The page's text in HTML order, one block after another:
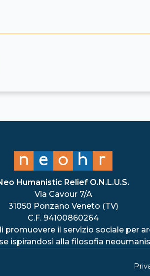
Humanistic Relief O.N.L.U.S.
Via Cavour 7/A
31050 Ponzano Veneto (TV)
C.F. 94100860264
promuovere il servizio sociale per
ispirandosi alla filosofia